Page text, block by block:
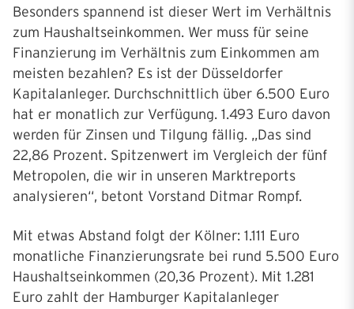
Besonders spannend ist dieser Wert im Verhältnis
zum Haushaltseinkommen. Wer muss für seine
Finanzierung im Verhältnis zum Einkommen am
meisten bezahlen? Es ist der Düsseldorfer
Kapitalanleger. Durchschnittlich über 6.500 Euro
hat er monatlich zur Verfügung. 1.493 Euro davon
werden für Zinsen und Tilgung fällig. „Das sind
22,86 Prozent. Spitzenwert im Vergleich der fünf
Metropolen, die wir in unseren Marktreports
analysieren“, betont Vorstand Ditmar Rompf.
Mit etwas Abstand folgt der Kölner: 1.111 Euro
monatliche Finanzierungsrate bei rund 5.500 Euro
Haushaltseinkommen (20,36 Prozent). Mit 1.281
Euro zahlt der Hamburger Kapitalanleger